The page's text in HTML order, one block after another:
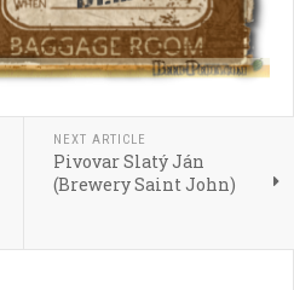
NEXT ARTICLE
Pivovar Slatý Ján
(Brewery Saint John)